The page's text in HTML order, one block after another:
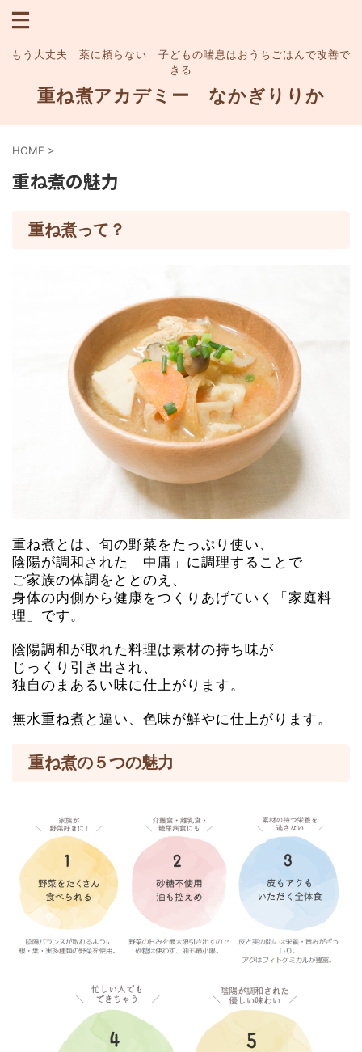
もう大丈夫 薬に頼らない 子どもの喘息はおうちごはんで改善で
きる
重ね煮アカデミー なかぎりりか
HOME >
重ね煮の魅力
重ね煮って？
重ね煮とは、旬の野菜をたっぷり使い、
陰陽が調和された「中庸」に調理することで
ご家族の体調をととのえ、
身体の内側から健康をつくりあげていく「家庭料
理」です。
陰陽調和が取れた料理は素材の持ち味が
じっくり引き出され、
独自のまあるい味に仕上がります。
無水重ね煮と違い、色味が鮮やに仕上がります。
重ね煮の５つの魅力